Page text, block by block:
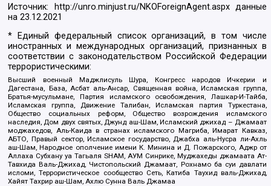
Источник: http://unro.minjust.ru/NKOForeignAgent.aspxданные
на23.12.2021
* Единый федеральный список организаций, в том числе
иностранных и международных организаций, признанных в
соответствии с законодательством Российской Федерации
террористическими:
Высший военный Маджлисуль Шура, Конгресс народов Ичкерии и
Дагестана, База, Асбат аль-Ансар, Священная война, Исламская группа,
Братья-мусульмане, Партия исламского освобождения, Лашкар-И-Тайба,
Исламская группа, Движение Талибан, Исламская партия Туркестана,
Общество социальных реформ, Общество возрождения исламского
наследия, Дом двух святых, Джунд аш-Шам, Исламский джихад – Джамаат
моджахедов, Аль-Каида в странах исламского Магриба, Имарат Кавказ,
АБТО, Правый сектор, Исламское государство, Джабха аль-Нусра ли-Ахль
аш-Шам, Народное ополчение имени К. Минина и Д. Пожарского, Аджр от
Аллаха Субхану уа Тагьаля SHAM, АУМ Синрике, Муджахеды джамаата Ат-
Тавхида Валь-Джихад, Чистопольский Джамаат, Рохнамо ба суи давлати
исломи, Террористическое сообщество Сеть, Катиба Таухид валь-Джихад,
Хайят Тахрир аш-Шам, Ахлю Сунна Валь Джамаа